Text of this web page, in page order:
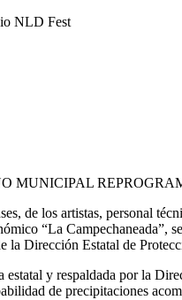
NLD Fest
MUNICIPAL
de los artistas, personal
“La Campechaneada”,
la Dirección Estatal de
y respaldada por la
de precipitaciones